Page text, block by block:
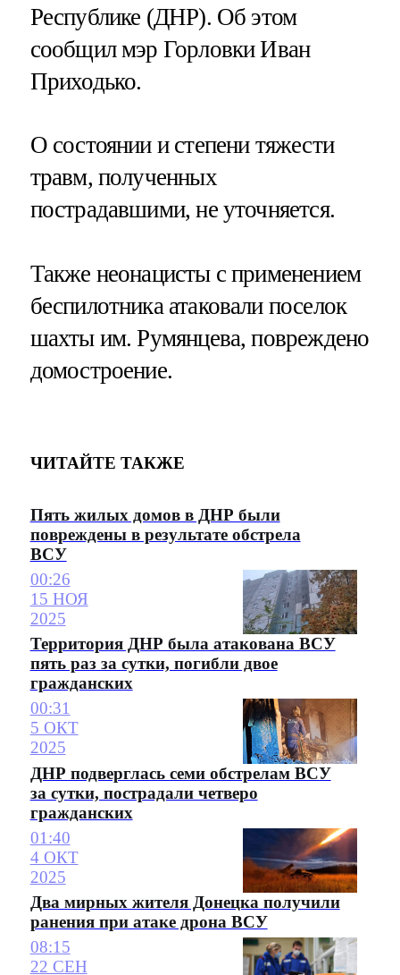
Республике (ДНР). Об этом
сообщил мэр Горловки Иван
Приходько.
О состоянии и степени тяжести
травм, полученных
пострадавшими, не уточняется.
Также неонацисты с применением
беспилотника атаковали поселок
шахты им. Румянцева, повреждено
домостроение.
ЧИТАЙТЕ ТАКЖЕ
Пять жилых домов в ДНР были
повреждены в результате обстрела
ВСУ
00:26
15 НОЯ
2025
Территория ДНР была атакована ВСУ
пять раз за сутки, погибли двое
гражданских
00:31
5 ОКТ
2025
ДНР подверглась семи обстрелам ВСУ
за сутки, пострадали четверо
гражданских
01:40
4 ОКТ
2025
Два мирных жителя Донецка получили
ранения при атаке дрона ВСУ
08:15
22 СЕН